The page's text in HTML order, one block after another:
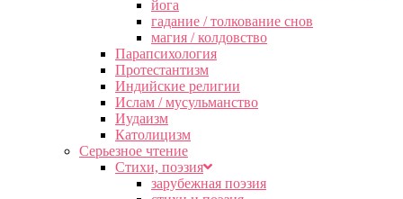
йога
гадание / толкование снов
магия / колдовство
Парапсихология
Протестантизм
Индийские религии
Ислам / мусульманство
Иудаизм
Католицизм
Серьезное чтение
Cтихи, поэзия
зарубежная поэзия